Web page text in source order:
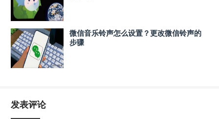
微信音乐铃声怎么设置？更改微信铃声的
步骤
发表评论